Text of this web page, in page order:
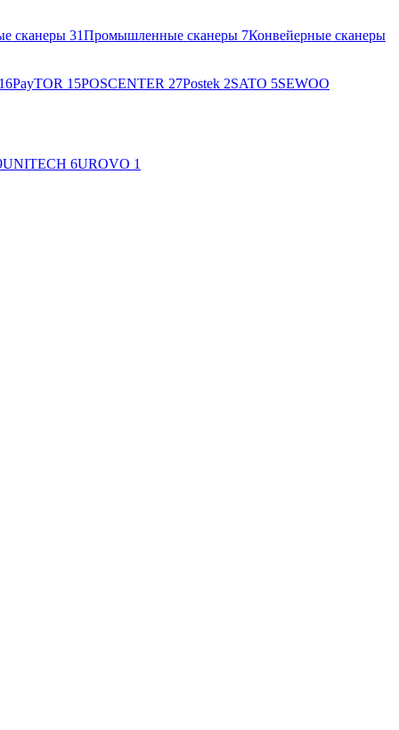
сканеры 31Промышленные сканеры 7Конвейерные сканеры
16PayTOR 15POSCENTER 27Postek 2SATO 5SEWOO
UNITECH 6UROVO 1